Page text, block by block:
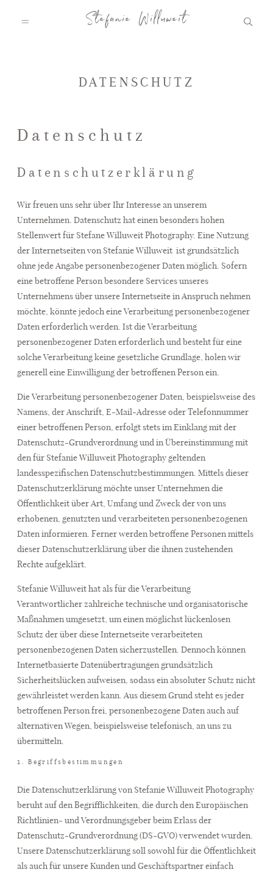
Stefanie Willuweit
HOME
FAMILY.STORY
LOVE.STORY
BLOG
INFO
CONTACT
DATENSCHUTZ
Datenschutz
Datenschutzerklärung
Wir freuen uns sehr über Ihr Interesse an unserem
Unternehmen. Datenschutz hat einen besonders hohen
Stellenwert für Stefane Willuweit Photography. Eine Nutzung
der Internetseiten von Stefanie Willuweit ist grundsätzlich
ohne jede Angabe personenbezogener Daten möglich. Sofern
eine betroffene Person besondere Services unseres
Unternehmens über unsere Internetseite in Anspruch nehmen
möchte, könnte jedoch eine Verarbeitung personenbezogener
Daten erforderlich werden. Ist die Verarbeitung
personenbezogener Daten erforderlich und besteht für eine
solche Verarbeitung keine gesetzliche Grundlage, holen wir
generell eine Einwilligung der betroffenen Person ein.
Die Verarbeitung personenbezogener Daten, beispielsweise des
Namens, der Anschrift, E-Mail-Adresse oder Telefonnummer
einer betroffenen Person, erfolgt stets im Einklang mit der
Datenschutz-Grundverordnung und in Übereinstimmung mit
den für Stefanie Willuweit Photography geltenden
landesspezifischen Datenschutzbestimmungen. Mittels dieser
Datenschutzerklärung möchte unser Unternehmen die
Öffentlichkeit über Art, Umfang und Zweck der von uns
erhobenen, genutzten und verarbeiteten personenbezogenen
Daten informieren. Ferner werden betroffene Personen mittels
dieser Datenschutzerklärung über die ihnen zustehenden
Rechte aufgeklärt.
Stefanie Willuweit hat als für die Verarbeitung
Verantwortlicher zahlreiche technische und organisatorische
Maßnahmen umgesetzt, um einen möglichst lückenlosen
Schutz der über diese Internetseite verarbeiteten
personenbezogenen Daten sicherzustellen. Dennoch können
Internetbasierte Datenübertragungen grundsätzlich
Sicherheitslücken aufweisen, sodass ein absoluter Schutz nicht
gewährleistet werden kann. Aus diesem Grund steht es jeder
betroffenen Person frei, personenbezogene Daten auch auf
alternativen Wegen, beispielsweise telefonisch, an uns zu
übermitteln.
1. Begriffsbestimmungen
Die Datenschutzerklärung von Stefanie Willuweit Photography
beruht auf den Begrifflichkeiten, die durch den Europäischen
Richtlinien- und Verordnungsgeber beim Erlass der
Datenschutz-Grundverordnung (DS-GVO) verwendet wurden.
Unsere Datenschutzerklärung soll sowohl für die Öffentlichkeit
als auch für unsere Kunden und Geschäftspartner einfach